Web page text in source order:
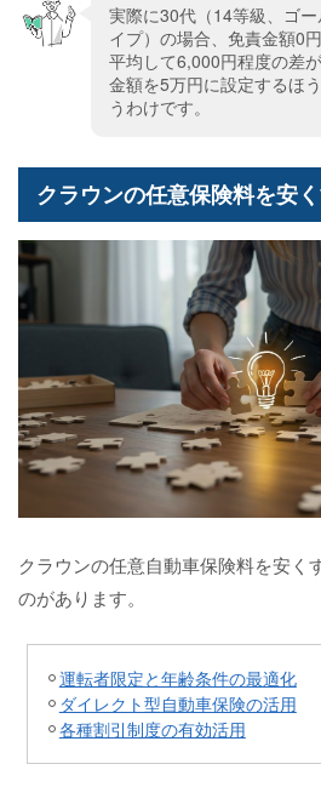
実際に30代（14等級、ゴ
イプ）の場合、免責金額0
平均して6,000円程度の差
金額を5万円に設定するほ
うわけです。
クラウンの任意保険料を安
クラウンの任意自動車保険料を安く
のがあります。
運転者限定と年齢条件の最適化
ダイレクト型自動車保険の活用
各種割引制度の有効活用